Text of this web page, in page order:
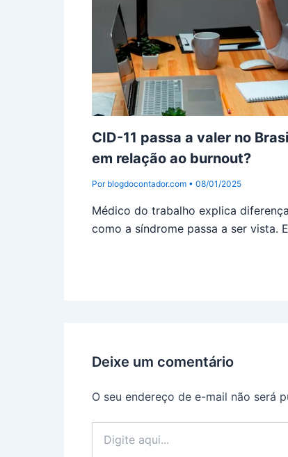
CID-11 passa a valer no
em relação ao burnout?
Por blogdocontador.com • 08/01/2025
Médico do trabalho explica
como a síndrome passa a ser vista.
Deixe um comentário
O seu endereço de e-mail não será
aqui...